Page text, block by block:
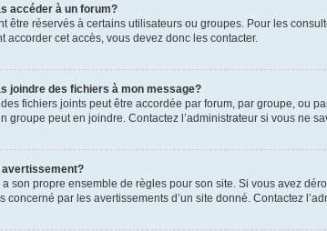
accéder à un forum?
être réservés à certains utilisateurs ou groupes. Pour les
accorder cet accès, vous devez donc les contacter.
joindre des fichiers à mon message?
fichiers joints peut être accordée par forum, par groupe, ou
groupe peut en joindre. Contactez l’administrateur si vous ne
avertissement?
son propre ensemble de règles pour son site. Si vous avez
concerné par les avertissements d’un site donné. Contactez